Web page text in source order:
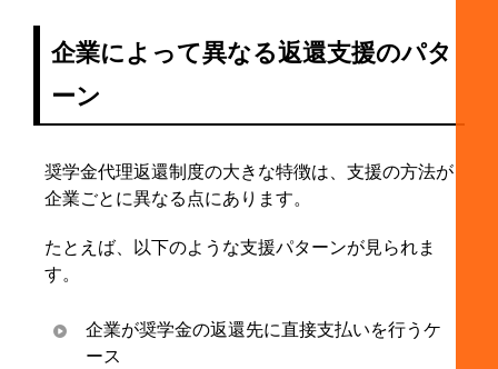
企業によって異なる返還支援のパタ
ーン
奨学金代理返還制度の大きな特徴は、支援の方法が
企業ごとに異なる点にあります。
たとえば、以下のような支援パターンが見られま
す。
企業が奨学金の返還先に直接支払いを行うケ
ース